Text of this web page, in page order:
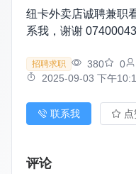
纽卡外卖店诚聘兼职
系我，谢谢
招聘求职 380 0
2025-09-03 下午
联系我
评论